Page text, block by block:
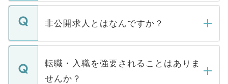
ご登録いただきましたら、弊社担当者がご
登録内容を確認し、その後メールもしくは
ます。通常、5営業日以内にはご連絡をせて
いただきますので、しばらくお待ちくださ
非公開求人とはなんですか？
マイナビDOCTORで取り扱っている求人の
うち約3割は、Webサイトからご覧いただ
けない「非公開求人」です。非公開求人は
転職・入職を強要されることはありま
せんか？